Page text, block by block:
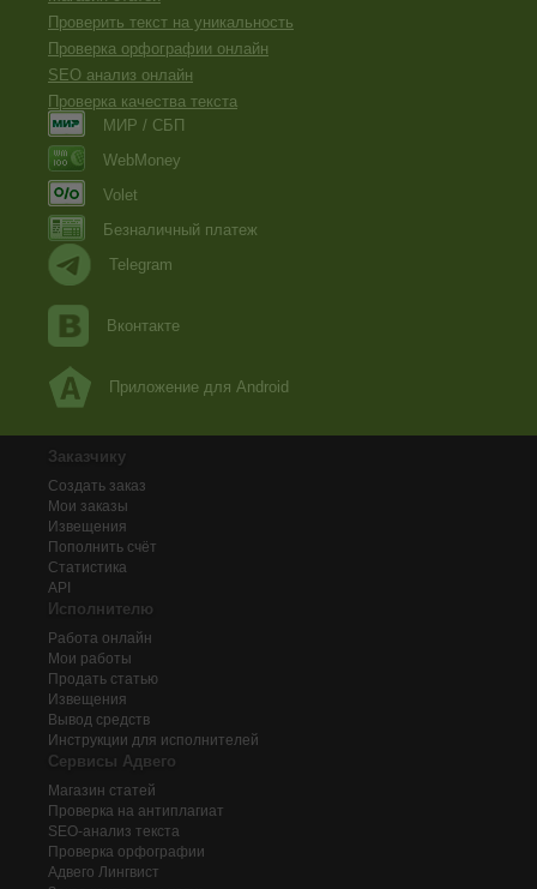
Проверить текст на уникальность
Проверка орфографии онлайн
SEO анализ онлайн
Проверка качества текста
МИР / СБП
WebMoney
Volet
Безналичный платеж
Telegram
Вконтакте
Приложение для Android
Заказчику
Создать заказ
Мои заказы
Извещения
Пополнить счёт
Статистика
API
Исполнителю
Работа онлайн
Мои работы
Продать статью
Извещения
Вывод средств
Инструкции для исполнителей
Сервисы Адвего
Магазин статей
Проверка на антиплагиат
SEO-анализ текста
Проверка орфографии
Адвего Лингвист